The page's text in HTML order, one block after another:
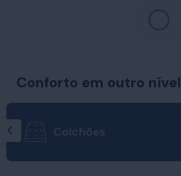
Conforto em outro nível
Colchões